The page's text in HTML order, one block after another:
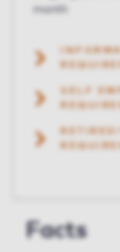
month
SELF
Facts